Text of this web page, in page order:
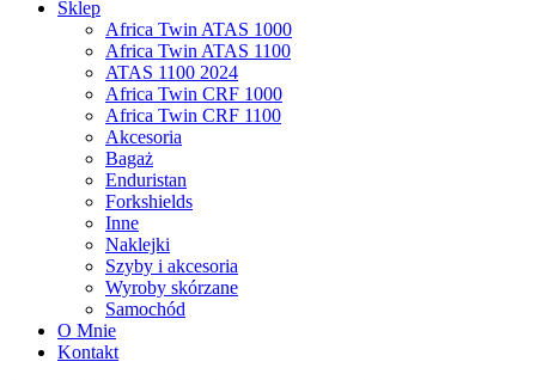
Sklep
Africa Twin ATAS 1000
Africa Twin ATAS 1100
ATAS 1100 2024
Africa Twin CRF 1000
Africa Twin CRF 1100
Akcesoria
Bagaż
Enduristan
Forkshields
Inne
Naklejki
Szyby i akcesoria
Wyroby skórzane
Samochód
O Mnie
Kontakt